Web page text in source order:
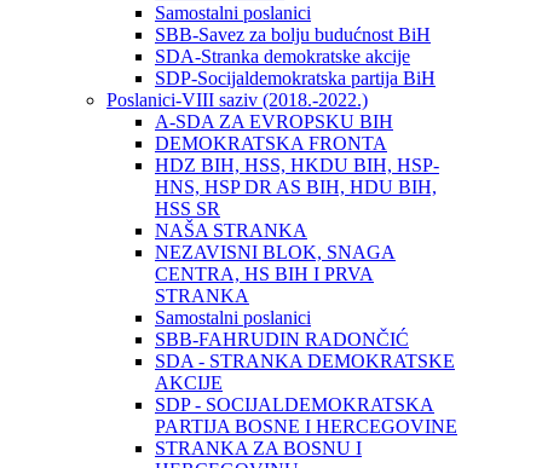
Samostalni poslanici
SBB-Savez za bolju budućnost BiH
SDA-Stranka demokratske akcije
SDP-Socijaldemokratska partija BiH
Poslanici-VIII saziv (2018.-2022.)
A-SDA ZA EVROPSKU BIH
DEMOKRATSKA FRONTA
HDZ BIH, HSS, HKDU BIH, HSP-
HNS, HSP DR AS BIH, HDU BIH,
HSS SR
NAŠA STRANKA
NEZAVISNI BLOK, SNAGA
CENTRA, HS BIH I PRVA
STRANKA
Samostalni poslanici
SBB-FAHRUDIN RADONČIĆ
SDA - STRANKA DEMOKRATSKE
AKCIJE
SDP - SOCIJALDEMOKRATSKA
PARTIJA BOSNE I HERCEGOVINE
STRANKA ZA BOSNU I